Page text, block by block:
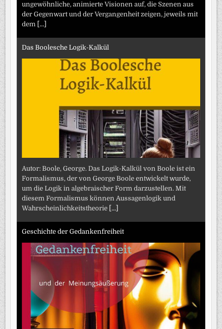
ungewöhnliche, animierte Visionen auf, die Szenen aus
der Gegenwart und der Vergangenheit zeigen, jeweils mit
dem [...]
Das Boolesche Logik-Kalkül
Autor: Boole, George. Das Logik-Kalkül von Boole ist ein
Formalismus, der von George Boole entwickelt wurde,
um die Logik in algebraischer Form darzustellen. Mit
diesem Formalismus können Aussagenlogik und
Wahrscheinlichkeitstheorie [...]
Geschichte der Gedankenfreiheit